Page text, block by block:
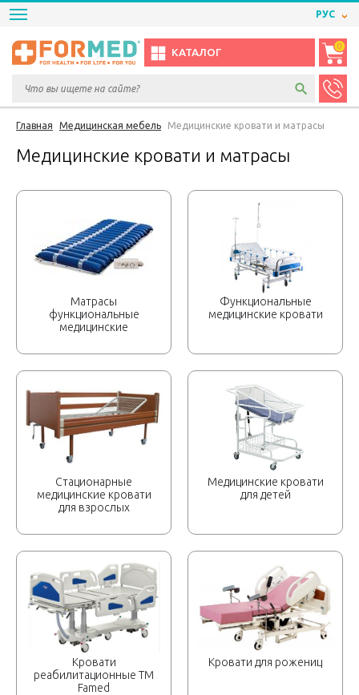
РУС
КАТАЛОГ
0
Главная Медицинская мебель Медицинские кровати и матрасы
Медицинские кровати и матрасы
Матрасы
функциональные
медицинские
Функциональные
медицинские кровати
Стационарные
медицинские кровати
для взрослых
Медицинские кровати
для детей
Кровати
реабилитационные ТМ
Famed
Кровати для рожениц